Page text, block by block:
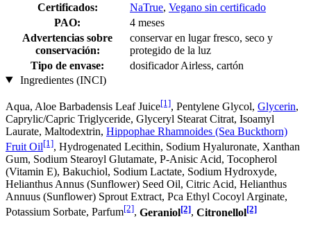
Certificados:
NaTrue, Vegano sin certificado
PAO:
4 meses
Advertencias sobre
conservación:
conservar en lugar fresco, seco y
protegido de la luz
Tipo de envase:
dosificador Airless, cartón
Ingredientes (INCI)
Aqua, Aloe Barbadensis Leaf Juice[1], Pentylene Glycol, Glycerin,
Caprylic/Capric Triglyceride, Glyceryl Stearat Citrat, Isoamyl
Laurate, Maltodextrin, Hippophae Rhamnoides (Sea Buckthorn)
Fruit Oil[1], Hydrogenated Lecithin, Sodium Hyaluronate, Xanthan
Gum, Sodium Stearoyl Glutamate, P-Anisic Acid, Tocopherol
(Vitamin E), Bakuchiol, Sodium Lactate, Sodium Hydroxyde,
Helianthus Annus (Sunflower) Seed Oil, Citric Acid, Helianthus
Annuus (Sunflower) Sprout Extract, Pca Ethyl Cocoyl Arginate,
Potassium Sorbate, Parfum[2], Geraniol[2], Citronellol[2]